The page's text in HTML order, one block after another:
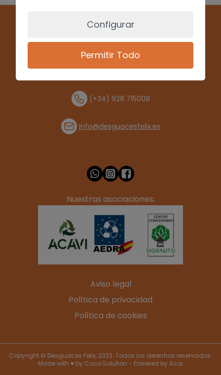
(+34) 928 715008
info@desguacesfelix.es
Nuestras asociaciones:
Aviso legal
Política de privacidad
Política de cookies
Copyright © Desguaces Felix, 2023. Todos los derechos reservados.
Made with ♥ by Coco Solution - Powered byAcai
Configurar
Permitir Todo